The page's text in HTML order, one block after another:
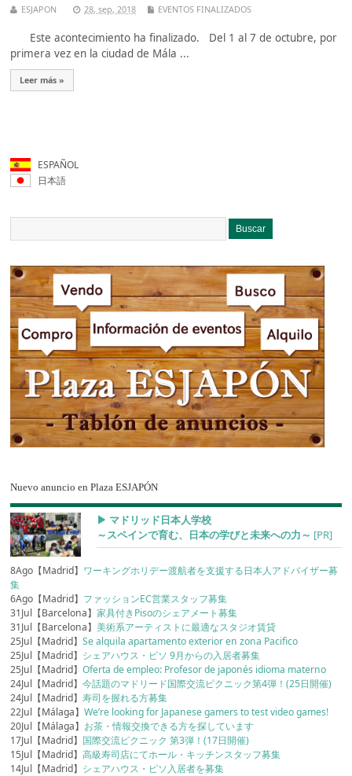
ESJAPON 28, sep, 2018 EVENTOS FINALIZADOS
Este acontecimiento ha finalizado. Del 1 al 7 de octubre, por
primera vez en la ciudad de Mála ...
Leer más »
ESPAÑOL
日本語
Nuevo anuncio en Plaza ESJAPÓN
▶︎ マドリッド日本人学校
～スペインで育む、日本の学びと未来への力～ [PR]
8Ago【Madrid】 ワーキングホリデー渡航者を支援する日本人アドバイザー募
集
6Ago【Madrid】 ファッションEC営業スタッフ募集
31Jul【Barcelona】家具付きPisoのシェアメート募集
31Jul【Barcelona】美術系アーティストに最適なスタジオ賃貸
25Jul【Madrid】Se alquila apartamento exterior en zona Pacifico
25Jul【Madrid】 シェアハウス・ピソ 9月からの入居者募集
25Jul【Madrid】Oferta de empleo: Profesor de japonés idioma materno
24Jul【Madrid】今話題のマドリード国際交流ピクニック第4弾！(25日開催)
24Jul【Madrid】寿司を握れる方募集
22Jul【Málaga】We’re looking for Japanese gamers to test video games!
20Jul【Málaga】 お茶・情報交換できる方を探しています
17Jul【Madrid】 国際交流ピクニック 第3弾！(17日開催)
15Jul【Madrid】高級寿司店にてホール・キッチンスタッフ募集
14Jul【Madrid】 シェアハウス・ピソ入居者を募集